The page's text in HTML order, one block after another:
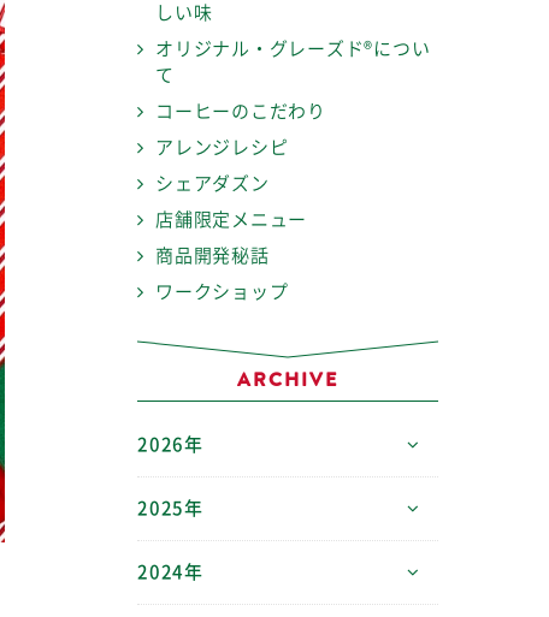
しい味
オリジナル・グレーズド®につい
て
コーヒーのこだわり
アレンジレシピ
シェアダズン
店舗限定メニュー
商品開発秘話
ワークショップ
ARCHIVE
2026年
2025年
2024年